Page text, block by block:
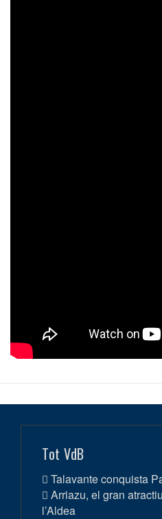
Tot VdB
Talavante conquista
Arriazu, el gran
l’Aldea